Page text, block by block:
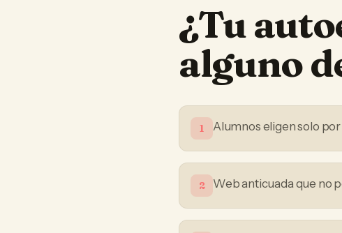
¿Tu
alguno
1 Alumnos eligen solo
2 Web anticuada que no